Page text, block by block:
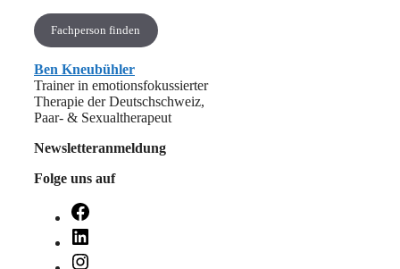
Fachperson finden
Ben Kneubühler
Trainer in emotionsfokussierter
Therapie der Deutschschweiz,
Paar- & Sexualtherapeut
Newsletteranmeldung
Folge uns auf
Facebook
LinkedIn
Instagram